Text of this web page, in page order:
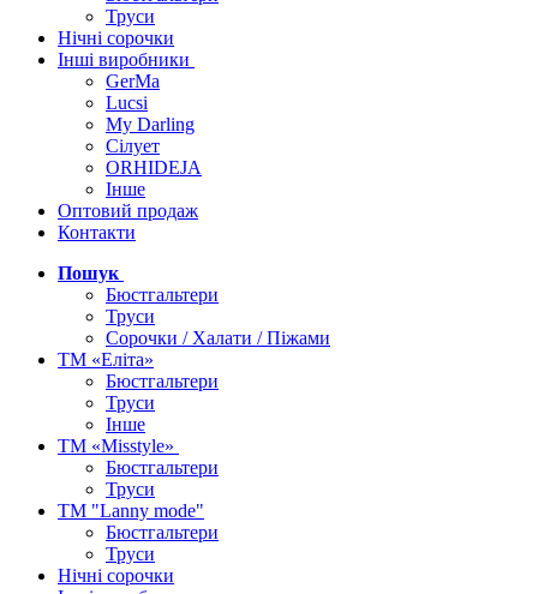
Труси
Нічні сорочки
Інші виробники
GerMa
Lucsi
My Darling
Сілует
ORHIDEJA
Інше
Оптовий продаж
Контакти
Пошук
Бюстгальтери
Труси
Сорочки / Халати / Піжами
ТМ «Еліта»
Бюстгальтери
Труси
Інше
ТМ «Misstyle»
Бюстгальтери
Труси
ТМ "Lanny mode"
Бюстгальтери
Труси
Нічні сорочки